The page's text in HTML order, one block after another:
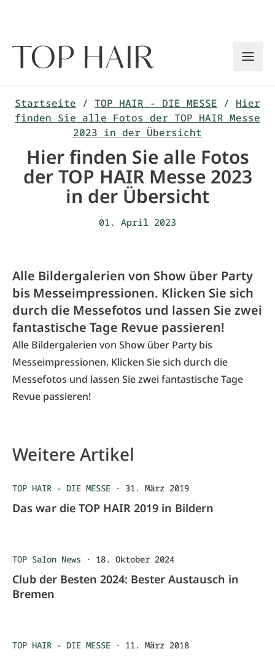
Startseite / TOP HAIR - DIE MESSE / Hier
finden Sie alle Fotos der TOP HAIR Messe
2023 in der Übersicht
Hier finden Sie alle Fotos
der TOP HAIR Messe 2023
in der Übersicht
01. April 2023
Alle Bildergalerien von Show über Party
bis Messeimpressionen. Klicken Sie sich
durch die Messefotos und lassen Sie zwei
fantastische Tage Revue passieren!
Alle Bildergalerien von Show über Party bis
Messeimpressionen. Klicken Sie sich durch die
Messefotos und lassen Sie zwei fantastische Tage
Revue passieren!
Weitere Artikel
TOP HAIR - DIE MESSE · 31. März 2019
Das war die TOP HAIR 2019 in Bildern
TOP Salon News · 18. Oktober 2024
Club der Besten 2024: Bester Austausch in
Bremen
TOP HAIR - DIE MESSE · 11. März 2018